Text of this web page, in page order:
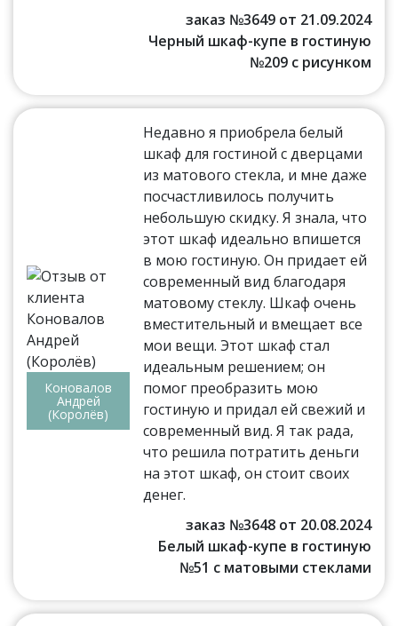
заказ №3649 от 21.09.2024
Черный шкаф-купе в гостиную
№209 с рисунком
Коновалов
Андрей
(Королёв)
Недавно я приобрела белый
шкаф для гостиной с дверцами
из матового стекла, и мне даже
посчастливилось получить
небольшую скидку. Я знала, что
этот шкаф идеально впишется
в мою гостиную. Он придает ей
современный вид благодаря
матовому стеклу. Шкаф очень
вместительный и вмещает все
мои вещи. Этот шкаф стал
идеальным решением; он
помог преобразить мою
гостиную и придал ей свежий и
современный вид. Я так рада,
что решила потратить деньги
на этот шкаф, он стоит своих
денег.
заказ №3648 от 20.08.2024
Белый шкаф-купе в гостиную
№51 с матовыми стеклами